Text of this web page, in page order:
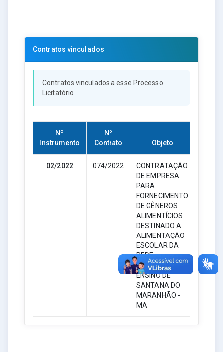
Contratos vinculados
Contratos vinculados a esse Processo
Licitatório
Nº
Instrumento
Nº
Contrato
Objeto
02/2022 074/2022
CONTRATAÇÃO
DE EMPRESA
PARA
FORNECIMENTO
DE GÊNEROS
ALIMENTÍCIOS
DESTINADO A
ALIMENTAÇÃO
ESCOLAR DA
REDE
MUNICIPAL DE
ENSINO DE
SANTANA DO
MARANHÃO -
MA